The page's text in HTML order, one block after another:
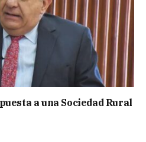
a una Sociedad Rural